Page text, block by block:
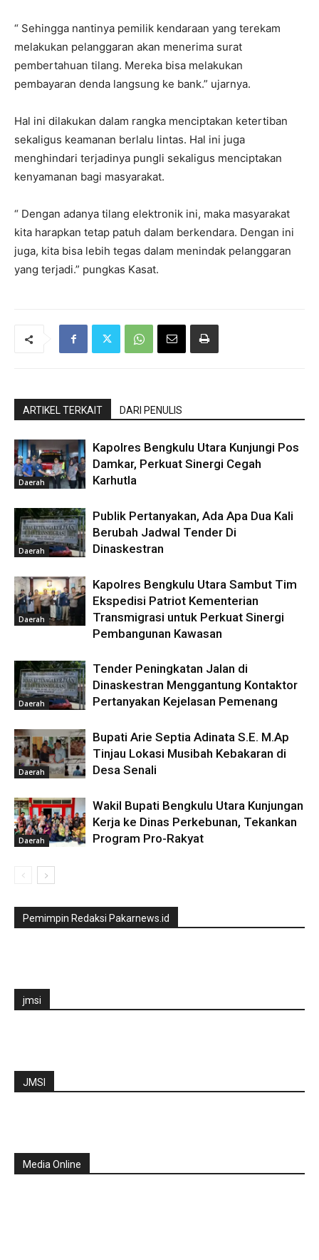
“ Sehingga nantinya pemilik kendaraan yang terekam
melakukan pelanggaran akan menerima surat
pembertahuan tilang. Mereka bisa melakukan
pembayaran denda langsung ke bank.” ujarnya.
Hal ini dilakukan dalam rangka menciptakan ketertiban
sekaligus keamanan berlalu lintas. Hal ini juga
menghindari terjadinya pungli sekaligus menciptakan
kenyamanan bagi masyarakat.
“ Dengan adanya tilang elektronik ini, maka masyarakat
kita harapkan tetap patuh dalam berkendara. Dengan ini
juga, kita bisa lebih tegas dalam menindak pelanggaran
yang terjadi.” pungkas Kasat.
ARTIKEL TERKAIT DARI PENULIS
Daerah
Kapolres Bengkulu Utara Kunjungi Pos
Damkar, Perkuat Sinergi Cegah
Karhutla
Daerah
Publik Pertanyakan, Ada Apa Dua Kali
Berubah Jadwal Tender Di
Dinaskestran
Daerah
Kapolres Bengkulu Utara Sambut Tim
Ekspedisi Patriot Kementerian
Transmigrasi untuk Perkuat Sinergi
Pembangunan Kawasan
Daerah
Tender Peningkatan Jalan di
Dinaskestran Menggantung Kontaktor
Pertanyakan Kejelasan Pemenang
Daerah
Bupati Arie Septia Adinata S.E. M.Ap
Tinjau Lokasi Musibah Kebakaran di
Desa Senali
Daerah
Wakil Bupati Bengkulu Utara Kunjungan
Kerja ke Dinas Perkebunan, Tekankan
Program Pro-Rakyat
Pemimpin Redaksi Pakarnews.id
jmsi
JMSI
Media Online